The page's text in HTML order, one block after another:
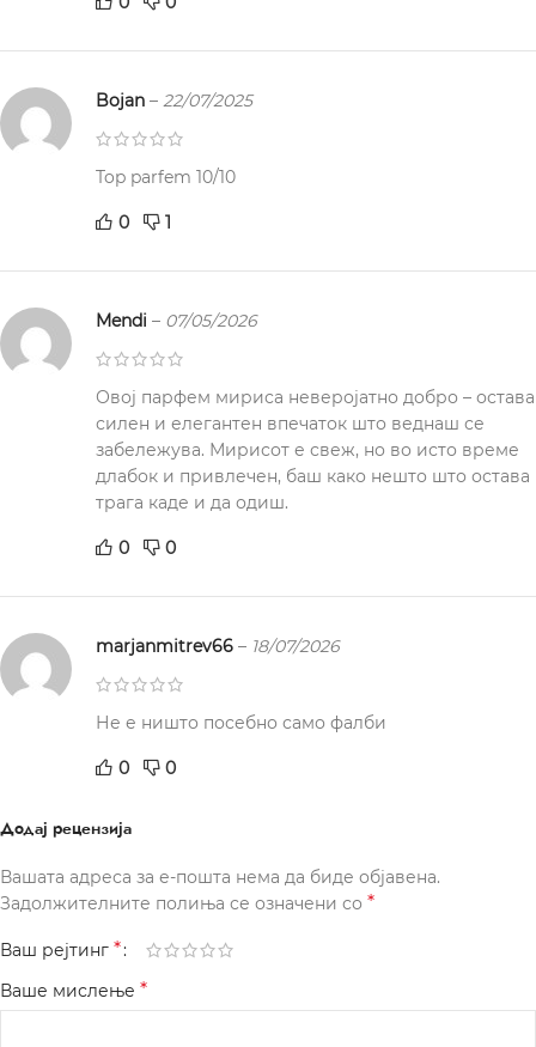
Bojan – 22/07/2025
Top parfem 10/10
0 1
Mendi – 07/05/2026
Овој парфем мириса неверојатно добро – оставa
силен и елегантен впечаток што веднаш се
забележува. Мирисот е свеж, но во исто време
длабок и привлечен, баш како нешто што остава
трага каде и да одиш.
0 0
marjanmitrev66 – 18/07/2026
Не е ништо посебно само фалби
0 0
Додај рецензија
Вашата адреса за е-пошта нема да биде објавена.
Задолжителните полиња се означени со *
Ваш рејтинг *
Ваше мислење *